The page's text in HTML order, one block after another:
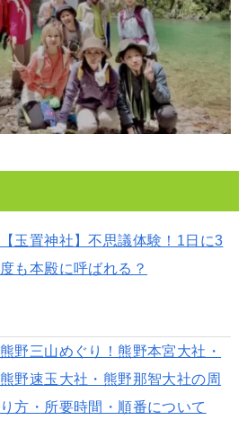
【玉置神社】不思議体験！1日に3
度も本殿に呼ばれる？
熊野三山めぐり！熊野本宮大社・
熊野速玉大社・熊野那智大社の周
り方・所要時間・順番について